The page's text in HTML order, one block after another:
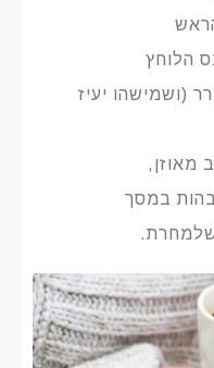
הלוחץ
(ושמישהו יעיז
מאוזן,
במסך
שלמחרת.